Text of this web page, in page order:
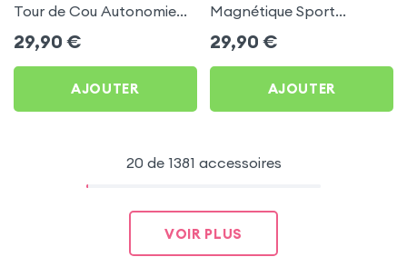
Tour de Cou Autonomie
160h Acefast pour Sony
Xperia XA2
29,90 €
AJOUTER
Magnétique Sport
Universel pour Sony
Xperia XA2
29,90 €
AJOUTER
20 de 1381 accessoires
VOIR PLUS